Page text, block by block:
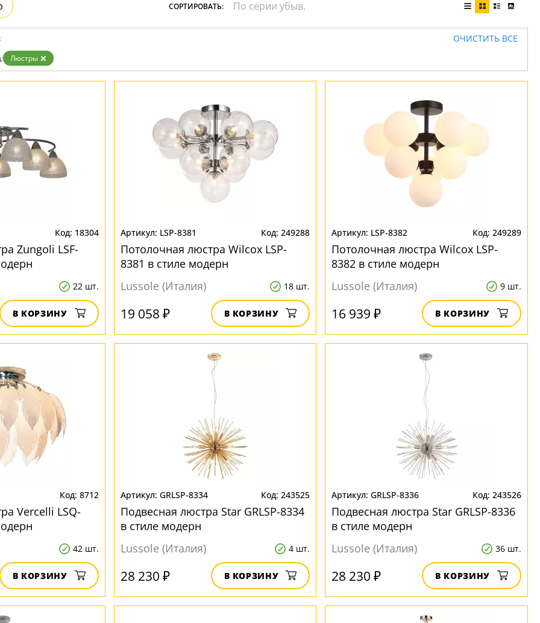
СОРТИРОВАТЬ:
ОЧИСТИТЬ ВСЕ
Люстры
18304
Zungoli LSF-
22 шт.
В КОРЗИНУ
LSP-8381 249288
Потолочная люстра Wilcox LSP-
8381 в стиле модерн
Lussole (Италия)
18 шт.
19 058 ₽ В КОРЗИНУ
LSP-8382 249289
Потолочная люстра Wilcox LSP-
8382 в стиле модерн
Lussole (Италия)
9 шт.
16 939 ₽ В КОРЗИНУ
8712
Vercelli LSQ-
42 шт.
В КОРЗИНУ
GRLSP-8334 243525
Подвесная люстра Star GRLSP-8334
в стиле модерн
Lussole (Италия)
4 шт.
28 230 ₽ В КОРЗИНУ
GRLSP-8336 243526
Подвесная люстра Star GRLSP-8336
в стиле модерн
Lussole (Италия)
36 шт.
28 230 ₽ В КОРЗИНУ